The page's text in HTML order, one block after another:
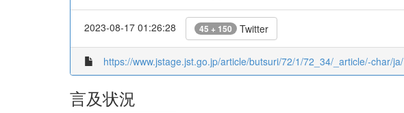
2023-08-17 01:26:28 45 + 150 Twitter
https://www.jstage.jst.go.jp/article/butsuri/72/1/72_34/_article/-char/ja/
言及状況